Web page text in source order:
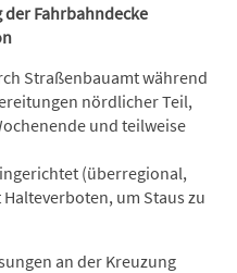
der Fahrbahndecke
Straßenbauamt während
nördlicher Teil,
und teilweise
(überregional,
um Staus zu
an der Kreuzung